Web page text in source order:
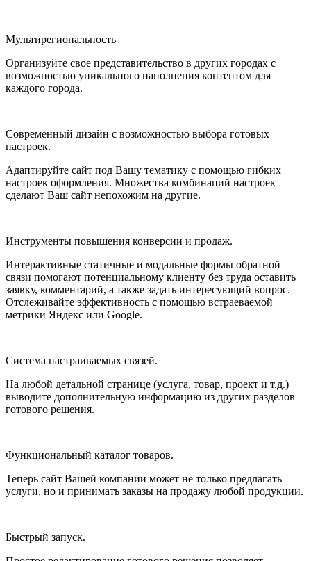
Мультирегиональность
Организуйте свое представительство в других городах с
возможностью уникального наполнения контентом для
каждого города.
Современный дизайн с возможностью выбора готовых
настроек.
Адаптируйте сайт под Вашу тематику с помощью гибких
настроек оформления. Множества комбинаций настроек
сделают Ваш сайт непохожим на другие.
Инструменты повышения конверсии и продаж.
Интерактивные статичные и модальные формы обратной
связи помогают потенциальному клиенту без труда оставить
заявку, комментарий, а также задать интересующий вопрос.
Отслеживайте эффективность с помощью встраеваемой
метрики Яндекс или Google.
Система настраиваемых связей.
На любой детальной странице (услуга, товар, проект и т.д.)
выводите дополнительную информацию из других разделов
готового решения.
Функциональный каталог товаров.
Теперь сайт Вашей компании может не только предлагать
услуги, но и принимать заказы на продажу любой продукции.
Быстрый запуск.